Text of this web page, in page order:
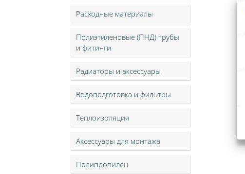
Расходные материалы
Полиэтиленовые (ПНД) трубы
и фитинги
Радиаторы и аксессуары
Водоподготовка и фильтры
Теплоизоляция
Аксессуары для монтажа
Полипропилен